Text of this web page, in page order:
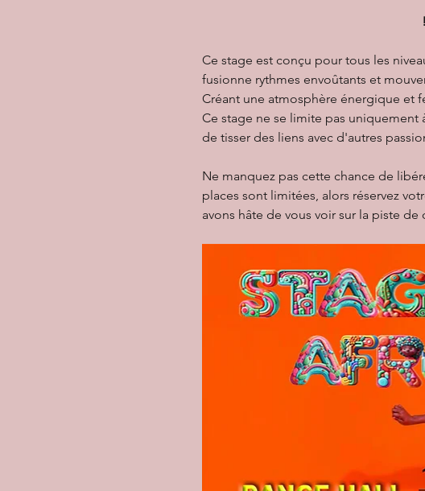
Ce stage est conçu pour tous les
fusionne rythmes envoûtants et
Créant une atmosphère énergique et
Ce stage ne se limite pas
de tisser des liens avec d'autres
Ne manquez pas cette chance de
places sont limitées, alors réservez
avons hâte de vous voir sur la piste de